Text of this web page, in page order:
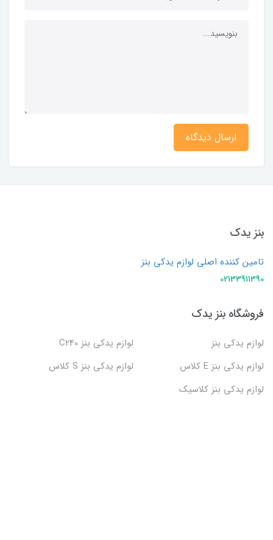
ارسال دیدگاه
بنز یدک
تامین کننده اصلی لوازم یدکی بنز
02133911390
فروشگاه بنز یدک
لوازم یدکی بنز
لوازم یدکی بنز C240
لوازم یدکی بنز E کلاس
لوازم یدکی بنز S کلاس
لوازم یدکی بنز کلاسیک